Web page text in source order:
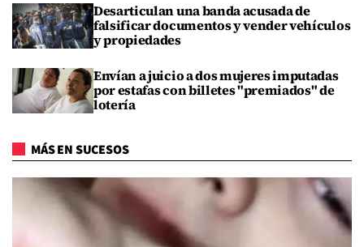
Desarticulan una banda acusada de
falsificar documentos y vender vehículos
y propiedades
Envían a juicio a dos mujeres imputadas
por estafas con billetes "premiados" de
lotería
MÁS EN SUCESOS